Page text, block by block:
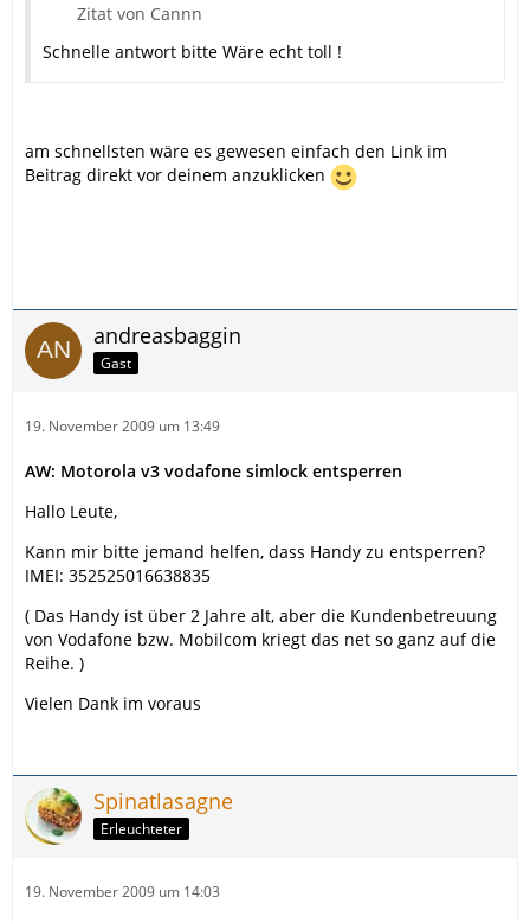
Zitat von Cannn
Schnelle antwort bitte Wäre echt toll !
am schnellsten wäre es gewesen einfach den Link im
Beitrag direkt vor deinem anzuklicken
andreasbaggin
Gast
19. November 2009 um 13:49
AW: Motorola v3 vodafone simlock entsperren
Hallo Leute,
Kann mir bitte jemand helfen, dass Handy zu entsperren?
IMEI: 352525016638835
( Das Handy ist über 2 Jahre alt, aber die Kundenbetreuung
von Vodafone bzw. Mobilcom kriegt das net so ganz auf die
Reihe. )
Vielen Dank im voraus
Spinatlasagne
Erleuchteter
19. November 2009 um 14:03